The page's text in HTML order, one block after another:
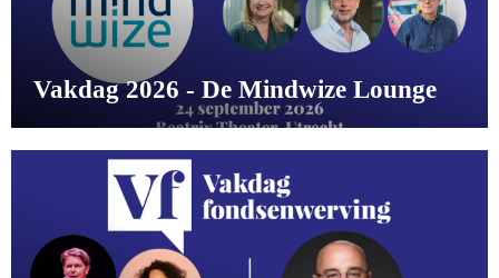
Vakdag 2026 - De Mindwize Lounge